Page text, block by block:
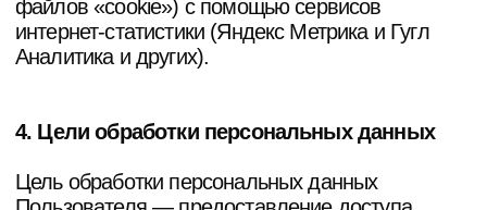
Безопасность персональных данных, которые
обрабатываются Оператором, обеспечивается
путем реализации правовых, организационных и
технических мер, необходимых для выполнения
Оператор обеспечивает сохранность
возможные меры, исключающие доступ к
персональным данным неуполномоченных лиц.
Персональные данные Пользователя никогда,